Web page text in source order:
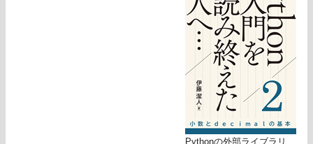
Pythonの外部ライブラリ